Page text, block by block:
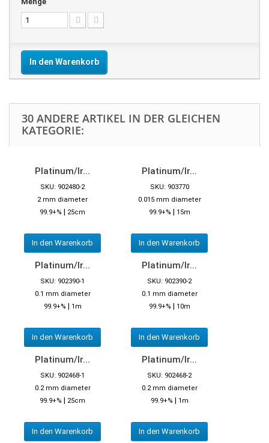
In den Warenkorb
30 ANDERE ARTIKEL IN DER GLEICHEN
KATEGORIE:
Platinum/Ir...
SKU: 902480-2
2 mm diameter
99.9+% | 25cm
In den Warenkorb
Platinum/Ir...
SKU: 903770
0.015 mm diameter
99.9+% | 15m
In den Warenkorb
Platinum/Ir...
SKU: 902390-1
0.1 mm diameter
99.9+% | 1m
In den Warenkorb
Platinum/Ir...
SKU: 902390-2
0.1 mm diameter
99.9+% | 10m
In den Warenkorb
Platinum/Ir...
SKU: 902468-1
0.2 mm diameter
99.9+% | 25cm
In den Warenkorb
Platinum/Ir...
SKU: 902468-2
0.2 mm diameter
99.9+% | 1m
In den Warenkorb